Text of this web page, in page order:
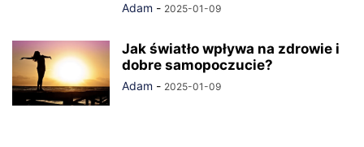
Adam - 2025-01-09
Jak światło wpływa na zdrowie i
dobre samopoczucie?
Adam - 2025-01-09